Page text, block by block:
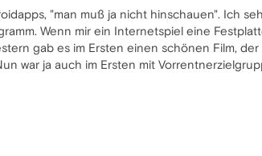
"man muß ja nicht hinschauen". Ich
Wenn mir ein Internetspiel eine
gab es im Ersten einen schönen Film,
war ja auch im Ersten mit